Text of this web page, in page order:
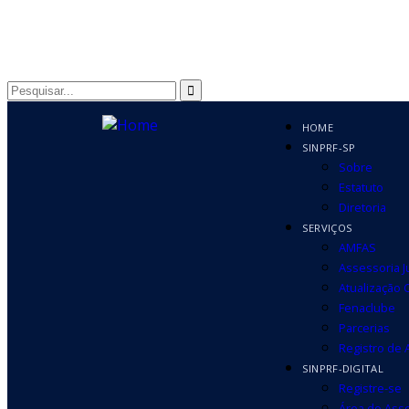
HOME
SINPRF-SP
Sobre
Estatuto
Diretoria
SERVIÇOS
AMFAS
Assessoria
Atualização
Fenaclube
Parcerias
Registro de
SINPRF-DIGITAL
Registre-se